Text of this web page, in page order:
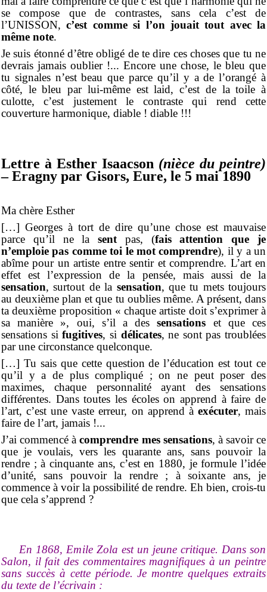
se compose que de contrastes, sans cela c’est de
l’UNISSON,c’est comme si l’on jouait tout avec la
même note.
Je suis étonné d’être obligé de te dire ces choses que tu ne
devrais jamais oublier !... Encore une chose, le bleu que
tu signales n’est beau que parce qu’il y a de l’orangé à
côté, le bleu par lui-même est laid, c’est de la toile à
culotte, c’est justement le contraste qui rend cette
couverture harmonique, diable ! diable !!!
Lettre à Esther Isaacson (nièce du peintre)
– Eragny par Gisors, Eure, le 5 mai 1890
Ma chère Esther
[…] Georges à tort de dire qu’une chose est mauvaise
parce qu’il ne lasentpas, (fais attention que je
n’emploie pas comme toi le mot comprendre), il y a un
abîme pour un artiste entre sentir et comprendre. L’art en
effet est l’expression de la pensée, mais aussi de la
sensation, surtout de la sensation, que tu mets toujours
au deuxième plan et que tu oublies même. A présent, dans
ta deuxième proposition « chaque artiste doit s’exprimer à
sa manière », oui, s’il a des sensations et que ces
sensations sifugitives, si délicates, ne sont pas troublées
par une circonstance quelconque.
[…] Tu sais que cette question de l’éducation est tout ce
qu’il y a de plus compliqué ; on ne peut poser des
maximes, chaque personnalité ayant des sensations
différentes. Dans toutes les écoles on apprend à faire de
l’art, c’est une vaste erreur, on apprend à exécuter, mais
faire de l’art, jamais !...
J’ai commencé àcomprendre mes sensations, à savoir ce
que je voulais, vers les quarante ans, sans pouvoir la
rendre ; à cinquante ans, c’est en 1880, je formule l’idée
d’unité, sans pouvoir la rendre ; à soixante ans, je
commence à voir la possibilité de rendre. Eh bien, crois-tu
que cela s’apprend ?
En 1868, Emile Zola est un jeune critique. Dans son
Salon, il fait des commentaires magnifiques à un peintre
sans succès à cette période. Je montre quelques extraits
du texte de l’écrivain :